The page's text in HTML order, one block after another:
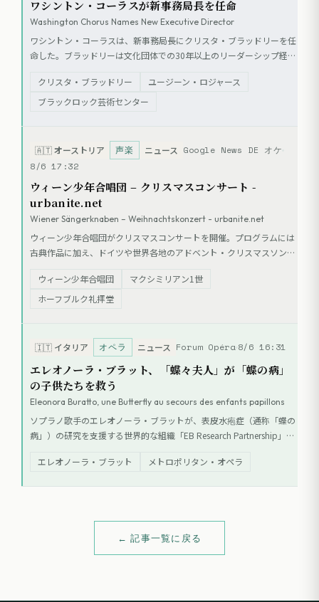
ワシントン・コーラスが新事務局長を任命
Washington Chorus Names New Executive Director
ワシントン・コーラスは、新事務局長にクリスタ・ブラッドリーを任
命した。ブラッドリーは文化団体での30年以上のリーダーシップ経験
迎える同団体の運営を担う。
クリスタ・ブラッドリー
ユージーン・ロジャース
ブラックロック芸術センター
🇦🇹 オーストリア 声楽 ニュース
Google News DE オケ
8/6 17:32
ウィーン少年合唱団 – クリスマスコンサート -
urbanite.net
Wiener Sängerknaben – Weihnachtskonzert - urbanite.net
ウィーン少年合唱団がクリスマスコンサートを開催。プログラムには
古典作品に加え、ドイツや世界各地のアドベント・クリスマスソング
を行い、グラミー賞を2度受賞している。
ウィーン少年合唱団
マクシミリアン1世
ホーフブルク礼拝堂
🇮🇹 イタリア オペラ ニュース Forum Opéra 8/6 16:31
エレオノーラ・ブラット、「蝶々夫人」が「蝶の病」
の子供たちを救う
Eleonora Buratto, une Butterfly au secours des enfants papillons
ソプラノ歌手のエレオノーラ・ブラットが、表皮水疱症（通称「蝶の
病」）の研究を支援する世界的な組織「EB Research Partnership」の
で『蝶々夫人』のタイトルロールを演じており、以前からイタリアで
エレオノーラ・ブラット メトロポリタン・オペラ
← 記事一覧に戻る